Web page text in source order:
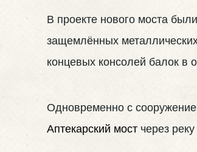
В проекте нового моста
защемлённых
концевых консолей балок в
Одновременно с
Аптекарский мост через